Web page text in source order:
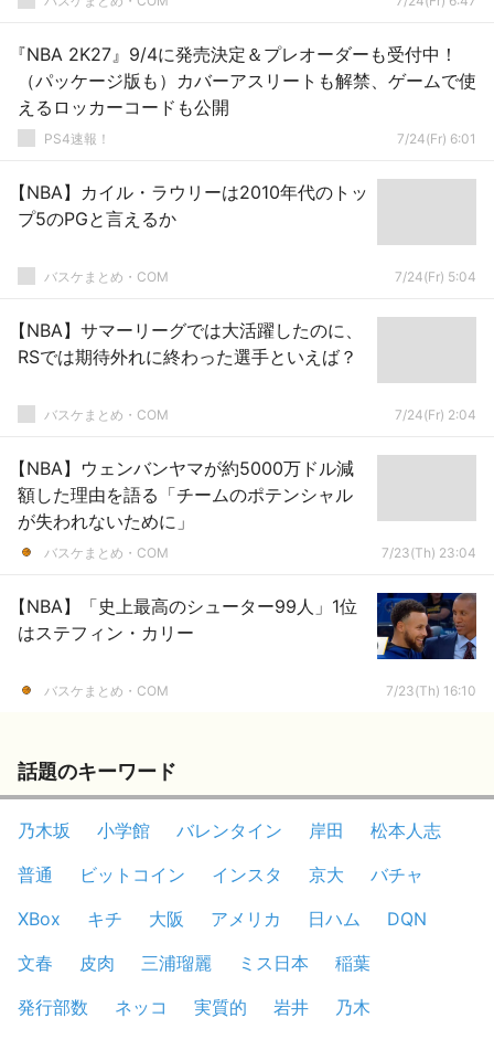
『NBA 2K27』9/4に発売決定＆プレオーダーも受付中！
（パッケージ版も）カバーアスリートも解禁、ゲームで使
えるロッカーコードも公開
PS4速報！ 7/24(Fr) 6:01
【NBA】カイル・ラウリーは2010年代のトッ
プ5のPGと言えるか
バスケまとめ・COM 7/24(Fr) 5:04
【NBA】サマーリーグでは大活躍したのに、
RSでは期待外れに終わった選手といえば？
バスケまとめ・COM 7/24(Fr) 2:04
【NBA】ウェンバンヤマが約5000万ドル減
額した理由を語る「チームのポテンシャル
が失われないために」
バスケまとめ・COM 7/23(Th) 23:04
【NBA】「史上最高のシューター99人」1位
はステフィン・カリー
バスケまとめ・COM 7/23(Th) 16:10
話題のキーワード
乃木坂 小学館 バレンタイン 岸田
松本人志
普通
ビットコイン インスタ 京大
バチャ
XBox
キチ 大阪 アメリカ 日ハム
DQN
文春
皮肉 三浦瑠麗 ミス日本
稲葉
発行部数
ネッコ 実質的 岩井
乃木